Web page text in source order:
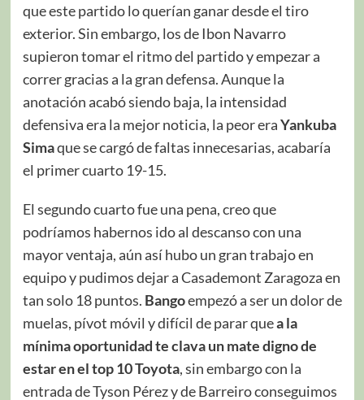
que este partido lo querían ganar desde el tiro
exterior. Sin embargo, los de Ibon Navarro
supieron tomar el ritmo del partido y empezar a
correr gracias a la gran defensa. Aunque la
anotación acabó siendo baja, la intensidad
defensiva era la mejor noticia, la peor eraYankuba
Simaque se cargó de faltas innecesarias, acabaría
el primer cuarto 19-15.
El segundo cuarto fue una pena, creo que
podríamos habernos ido al descanso con una
mayor ventaja, aún así hubo un gran trabajo en
equipo y pudimos dejar a Casademont Zaragoza en
tan solo 18 puntos. Bangoempezó a ser un dolor de
muelas, pívot móvil y difícil de parar quea la
mínima oportunidad te clava un mate digno de
estar en el top 10 Toyota, sin embargo con la
entrada de Tyson Pérez y de Barreiro conseguimos